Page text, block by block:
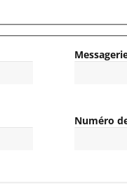
Numéro